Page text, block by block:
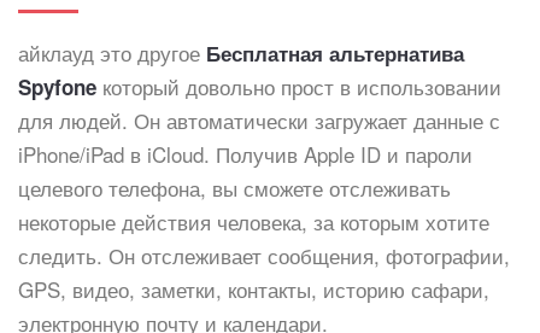
айклауд это другое Бесплатная альтернатива
Spyfone который довольно прост в использовании
для людей. Он автоматически загружает данные с
iPhone/iPad в iCloud. Получив Apple ID и пароли
целевого телефона, вы сможете отслеживать
некоторые действия человека, за которым хотите
следить. Он отслеживает сообщения, фотографии,
GPS, видео, заметки, контакты, историю сафари,
электронную почту и календари.